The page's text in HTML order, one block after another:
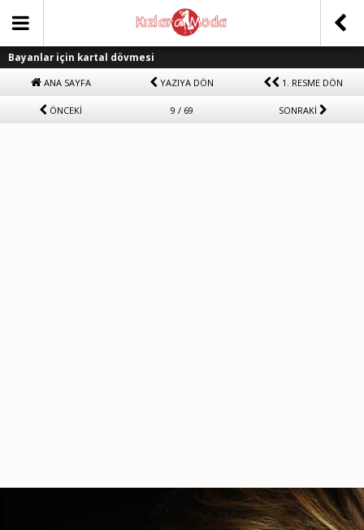
Bayanlar için kartal dövmesi
ANA SAYFA YAZIYA DÖN 1. RESME DÖN
ÖNCEKİ 9 / 69 SONRAKİ